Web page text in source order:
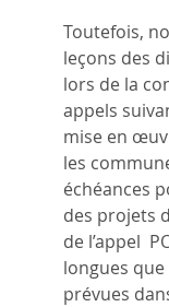
Toutefois,
leçons des
lors de la
appels
mise en
les
échéances
des projets
de l’appel
longues
prévues